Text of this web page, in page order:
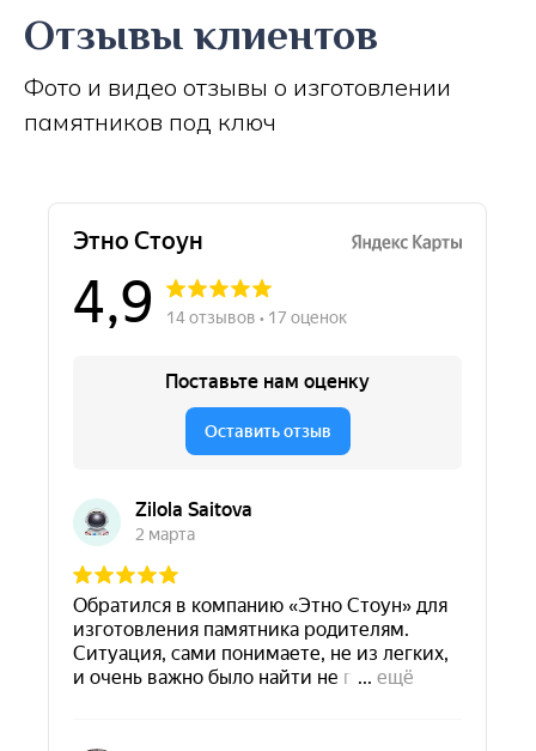
Отзывы клиентов
Фото и видео отзывы о изготовлении
памятников под ключ